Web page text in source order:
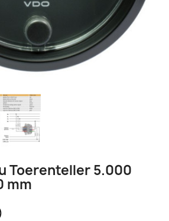
Toerenteller 5.000
mm